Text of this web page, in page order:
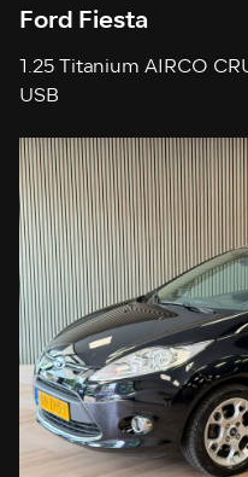
Ford Fiesta
1.25 Titanium AIRCO
USB